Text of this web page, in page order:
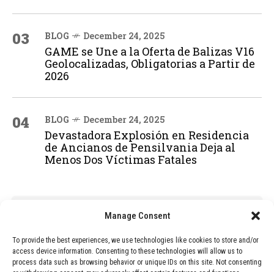
Manage Consent
To provide the best experiences, we use technologies like cookies to store and/or
access device information. Consenting to these technologies will allow us to
process data such as browsing behavior or unique IDs on this site. Not consenting
03 BLOG December 24, 2025
GAME se Une a la Oferta de Balizas V16
Geolocalizadas, Obligatorias a Partir de
2026
04 BLOG December 24, 2025
Devastadora Explosión en Residencia
de Ancianos de Pensilvania Deja al
Menos Dos Víctimas Fatales